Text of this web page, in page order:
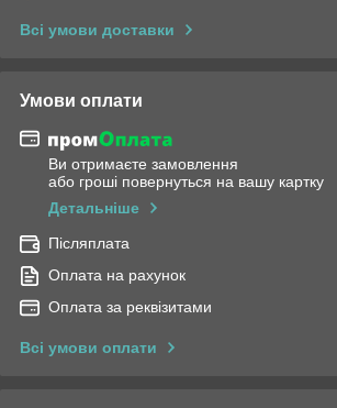
Всі умови доставки
Умови оплати
Ви отримаєте замовлення
або гроші повернуться на вашу картку
Детальніше
Післяплата
Оплата на рахунок
Оплата за реквізитами
Всі умови оплати